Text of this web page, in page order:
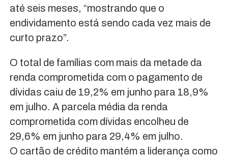
até seis meses, “mostrando que o
endividamento está sendo cada vez mais de
curto prazo”.
O total de famílias com mais da metade da
renda comprometida com o pagamento de
dívidas caiu de 19,2% em junho para 18,9%
em julho. A parcela média da renda
comprometida com dívidas encolheu de
29,6% em junho para 29,4% em julho.
O cartão de crédito mantém a liderança como